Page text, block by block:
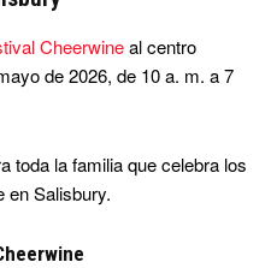
Cheerwineal centro
de 2026, de 10 a. m. a 7
toda la familia que celebra los
en Salisbury.